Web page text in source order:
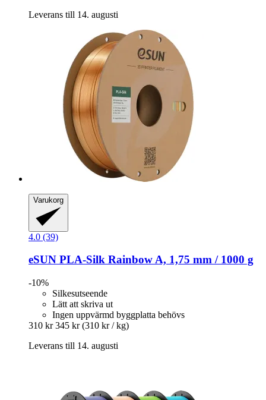
Leverans till 14. augusti
Varukorg
4.0 (39)
eSUN PLA-​Silk Rainbow A, 1,75 mm / 1000 g
-10%
Silkesutseende
Lätt att skriva ut
Ingen uppvärmd byggplatta behövs
310 kr 345 kr (310 kr / kg)
Leverans till 14. augusti